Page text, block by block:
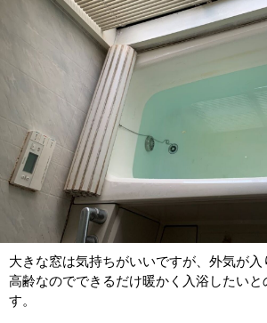
大きな窓は気持ちがいいですが、外気が
高齢なのでできるだけ暖かく入浴したいと
す。